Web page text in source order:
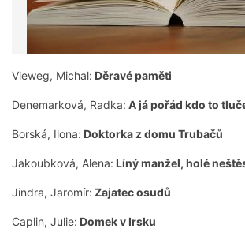
Vieweg, Michal: Děravé paměti
Denemarková, Radka: A já pořád kdo to
Borská, Ilona: Doktorka z domu Trubačů
Jakoubková, Alena: Líný manžel, holé
Jindra, Jaromír: Zajatec osudů
Caplin, Julie: Domek v Irsku